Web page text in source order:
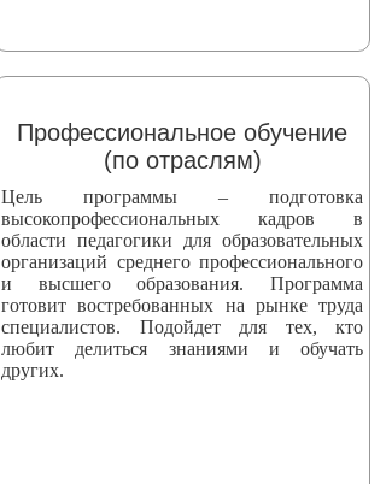
Профессиональное обучение
(по отраслям)
Цель программы – подготовка
высокопрофессиональных кадров в
области педагогики для образовательных
организаций среднего профессионального
и высшего образования. Программа
готовит востребованных на рынке труда
специалистов. Подойдет для тех, кто
любит делиться знаниями и обучать
других.